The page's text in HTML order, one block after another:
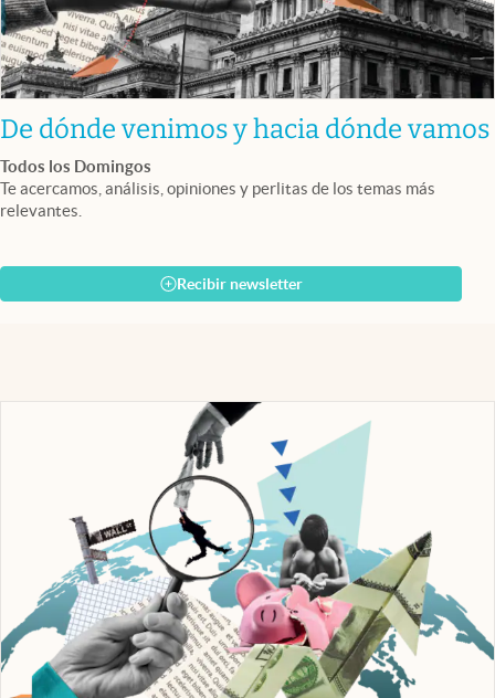
De dónde venimos y hacia dónde vamos
Todos los Domingos
Te acercamos, análisis, opiniones y perlitas de los temas más
relevantes.
Recibir newsletter